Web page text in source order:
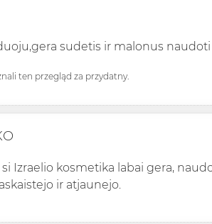
sudetis ir malonus naudoti
ten przegląd za przydatny.
Izraelio kosmetika labai gera,
ir atjaunejo.